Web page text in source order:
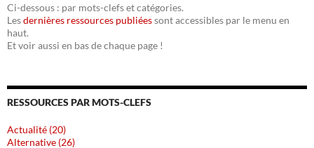
Ci-dessous : par mots-clefs et catégories.
Lesdernières ressources publiéessont accessibles par le menu en
haut.
Et voir aussi en bas de chaque page !
RESSOURCES PAR MOTS-CLEFS
Actualité (20)
Alternative (26)